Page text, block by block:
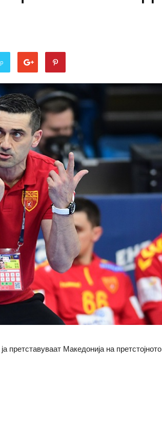
претставуваат Македонија на претстојното